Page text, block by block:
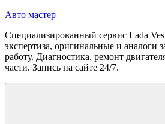
Перейти
содержимому
Авто мастер
Специализированный сервис Lada
экспертиза, оригинальные и аналоги
работу. Диагностика, ремонт
части. Запись на сайте 24/7.